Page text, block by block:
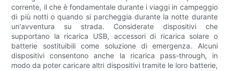
corrente, il che è fondamentale durante i viaggi in campeggio
di più notti o quando si parcheggia durante la notte durante
un'avventura su strada. Considerate dispositivi che
supportano la ricarica USB, accessori di ricarica solare o
batterie sostituibili come soluzione di emergenza. Alcuni
dispositivi consentono anche la ricarica pass-through, in
modo da poter caricare altri dispositivi tramite le loro batterie,